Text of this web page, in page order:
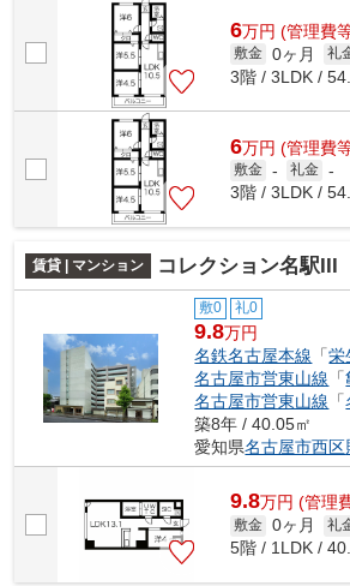
6万円 (管理費
敷金 0ヶ月 礼
3階 / 3LDK /
6万円 (管理費
敷金 - 礼金 -
3階 / 3LDK /
賃貸 | マンション コレクション名駅III
敷0 礼0
9.8万円
名鉄名古屋本線 「栄
名古屋市営東山線 「
名古屋市営東山線 「
築8年 / 40.05㎡
愛知県名古屋市西区
9.8万円 (管理
敷金 0ヶ月 礼
5階 / 1LDK /